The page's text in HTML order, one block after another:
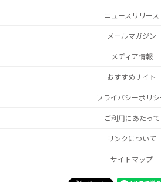
ニュースリリース
メールマガジン
メディア情報
おすすめサイト
プライバシーポリシ
ご利用にあたって
リンクについて
サイトマップ